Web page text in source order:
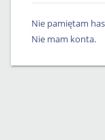
Nie pamiętam
Nie mam konta.